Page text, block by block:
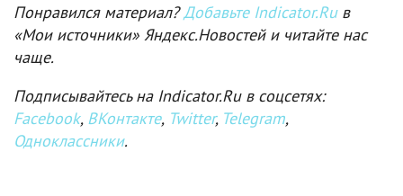
Понравился материал?Добавьте Indicator.Ruв
«Мои источники» Яндекс.Новостей и читайте нас
чаще.
Подписывайтесь на Indicator.Ru в соцсетях:
Facebook, ВКонтакте, Twitter, Telegram,
Одноклассники.